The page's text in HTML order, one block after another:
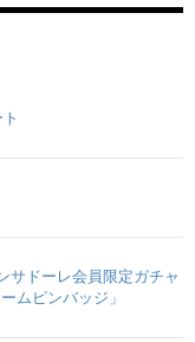
ドーレ会員限定ガチャ
ムピンバッジ」